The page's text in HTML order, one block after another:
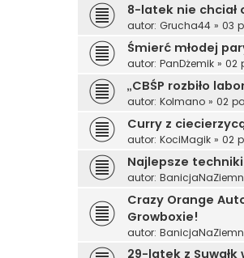
8-latek nie chciał
autor: Grucha44 » 03
Śmierć młodej
autor: PanDżemik » 02
„CBŚP rozbiło
autor: Kolmano » 02
Curry z
autor: KociMagik » 02
Najlepsze
autor:
Crazy Orange
Growboxie!
autor:
29-latek z